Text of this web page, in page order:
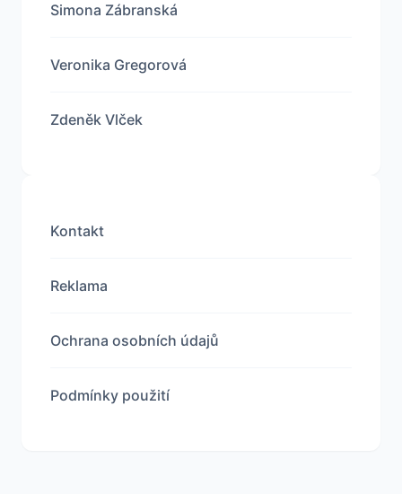
Simona Zábranská
Veronika Gregorová
Zdeněk Vlček
Kontakt
Reklama
Ochrana osobních údajů
Podmínky použití